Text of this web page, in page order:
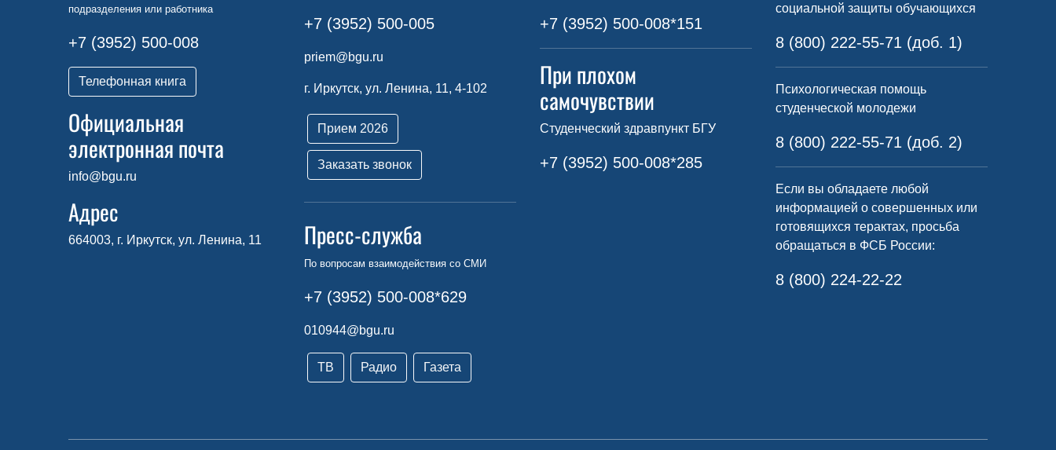
подразделения или работника
+7 (3952) 500-008
Телефонная книга
Официальная
электронная почта
info@bgu.ru
Адрес
664003, г. Иркутск, ул. Ленина, 11
+7 (3952) 500-005
priem@bgu.ru
г. Иркутск, ул. Ленина, 11, 4-102
Прием 2026
Заказать звонок
Пресс-служба
По вопросам взаимодействия со СМИ
+7 (3952) 500-008*629
010944@bgu.ru
ТВ Радио Газета
+7 (3952) 500-008*151
При плохом
самочувствии
Студенческий здравпункт БГУ
+7 (3952) 500-008*285
социальной защиты обучающихся
8 (800) 222-55-71 (доб. 1)
Психологическая помощь
студенческой молодежи
8 (800) 222-55-71 (доб. 2)
Если вы обладаете любой
информацией о совершенных или
готовящихся терактах, просьба
обращаться в ФСБ России:
8 (800) 224-22-22